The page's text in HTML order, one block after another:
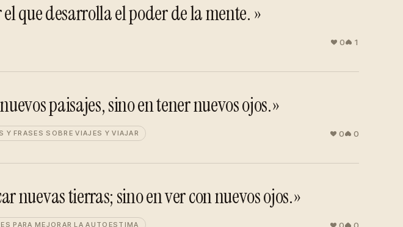
que desarrolla el poder de la mente. »
0 1
paisajes, sino en tener nuevos ojos.»
Y FRASES SOBRE VIAJES Y VIAJAR 0 0
nuevas tierras; sino en ver con nuevos ojos.»
PARA MEJORAR LA AUTOESTIMA 0 0